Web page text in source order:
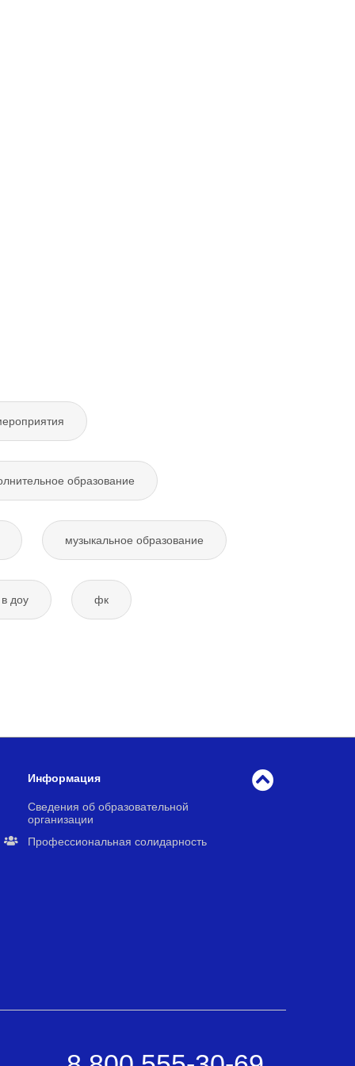
образование
музыкальное образование
доу фк
Информация
Сведения об образовательной
организации
Профессиональная солидарность